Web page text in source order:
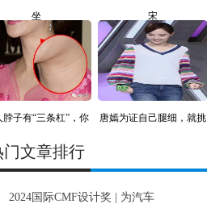
坐
宋
脖子有“三条杠”，你
唐嫣为证自己腿细，就挑
门文章排行
2024国际CMF设计奖 | 为汽车